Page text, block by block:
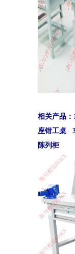
相关产品
座钳工桌
陈列柜